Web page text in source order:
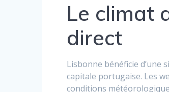
Le climat
direct
Lisbonne bénéficie
capitale portugaise. Les
conditions